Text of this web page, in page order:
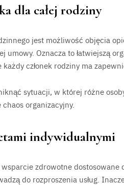
dla całej rodziny
jest możliwość objęcia
Oznacza to łatwiejszą
każdy członek rodziny ma
sytuacji, w której różne
organizacyjny.
indywidualnymi
zdrowotne dostosowane
do rozproszenia usług.